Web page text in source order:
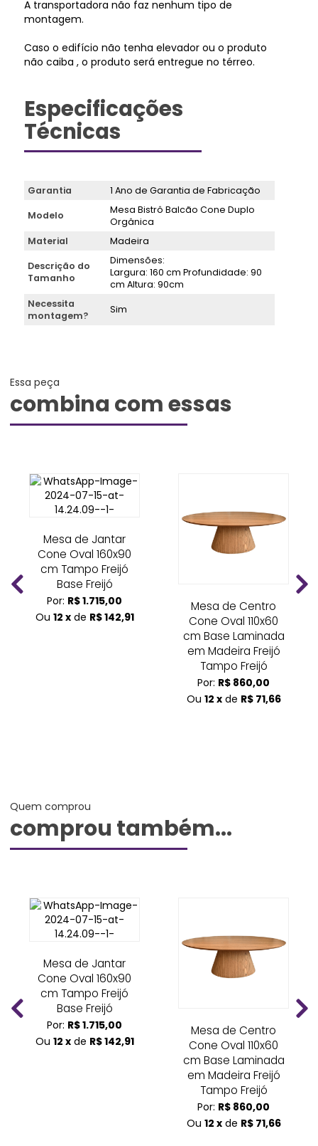
A transportadora não faz nenhum tipo de
montagem.
Caso o edifício não tenha elevador ou o produto
não caiba , o produto será entregue no térreo.
Especificações
Técnicas
Garantia 1 Ano de Garantia de Fabricação
Modelo
Mesa Bistrô Balcão Cone Duplo
Orgânica
Material
Madeira
Descrição do
Tamanho
Dimensões:
Largura: 160 cm Profundidade: 90
cm Altura: 90cm
Necessita
montagem?
Sim
Essa peça
combina com essas
Mesa de Jantar
Cone Oval 160x90
cm Tampo Freijó
Base Freijó
Por: R$ 1.715,00
Ou 12 xde R$ 142,91
Mesa de Centro
Cone Oval 110x60
cm Base Laminada
em Madeira Freijó
Tampo Freijó
Por: R$ 860,00
Ou 12 xde R$ 71,66
Quem comprou
comprou também...
Mesa de Jantar
Cone Oval 160x90
cm Tampo Freijó
Base Freijó
Por: R$ 1.715,00
Ou 12 xde R$ 142,91
Mesa de Centro
Cone Oval 110x60
cm Base Laminada
em Madeira Freijó
Tampo Freijó
Por: R$ 860,00
Ou 12 xde R$ 71,66